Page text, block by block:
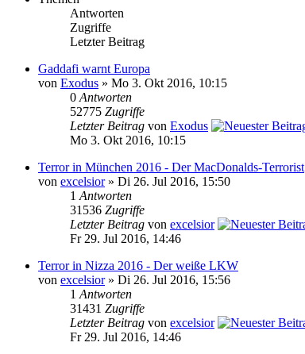
Antworten
Zugriffe
Letzter Beitrag
Gaddafi warnt Europa
von Exodus » Mo 3. Okt 2016, 10:15
0 Antworten
52775 Zugriffe
Letzter Beitrag von Exodus
Mo 3. Okt 2016, 10:15
Terror in München 2016 - Der MacDonalds-Terrorist
von excelsior» Di 26. Jul 2016, 15:50
1 Antworten
31536 Zugriffe
Letzter Beitrag von excelsior
Fr 29. Jul 2016, 14:46
Terror in Nizza 2016 - Der weiße LKW
von excelsior» Di 26. Jul 2016, 15:56
1 Antworten
31431 Zugriffe
Letzter Beitrag von excelsior
Fr 29. Jul 2016, 14:46